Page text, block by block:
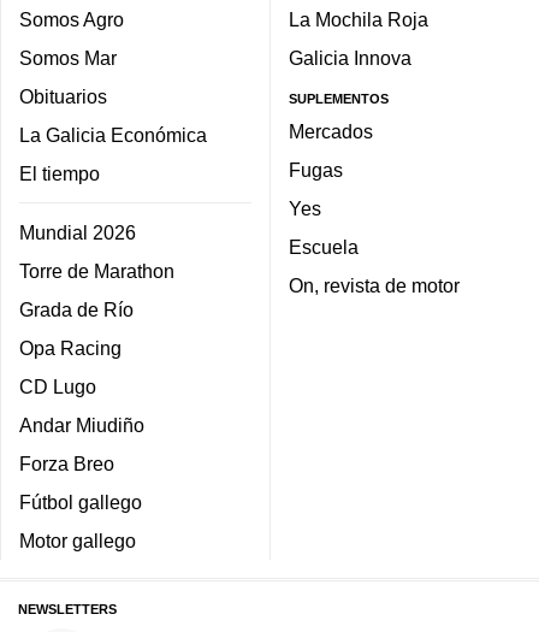
Somos Agro
Somos Mar
Obituarios
La Galicia Económica
El tiempo
Mundial 2026
Torre de Marathon
Grada de Río
Opa Racing
CD Lugo
Andar Miudiño
Forza Breo
Fútbol gallego
Motor gallego
La Mochila Roja
Galicia Innova
SUPLEMENTOS
Mercados
Fugas
Yes
Escuela
On, revista de motor
NEWSLETTERS